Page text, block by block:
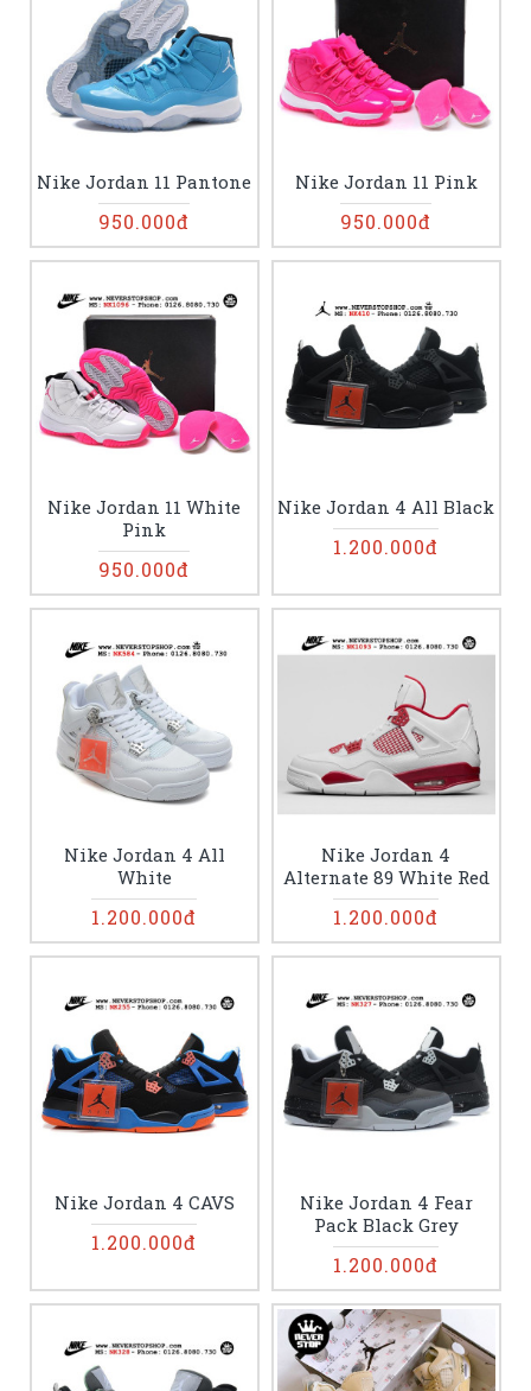
Nike Jordan 11 Pantone
950.000đ
Nike Jordan 11 Pink
950.000đ
Nike Jordan 11 White
Pink
950.000đ
Nike Jordan 4 All Black
1.200.000đ
Nike Jordan 4 All
White
1.200.000đ
Nike Jordan 4
Alternate 89 White Red
1.200.000đ
Nike Jordan 4 CAVS
1.200.000đ
Nike Jordan 4 Fear
Pack Black Grey
1.200.000đ